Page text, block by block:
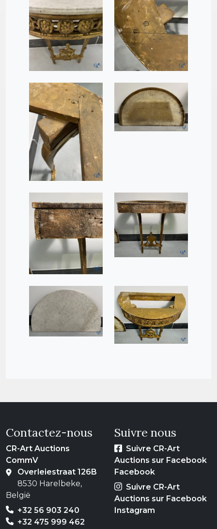
Contactez-nous
CR-Art Auctions
CommV
Overleiestraat 126B
8530 Harelbeke,
België
+32 56 903 240
+32 475 999 462
Suivre nous
Suivre CR-Art
Auctions sur Facebook
Facebook
Suivre CR-Art
Auctions sur Facebook
Instagram